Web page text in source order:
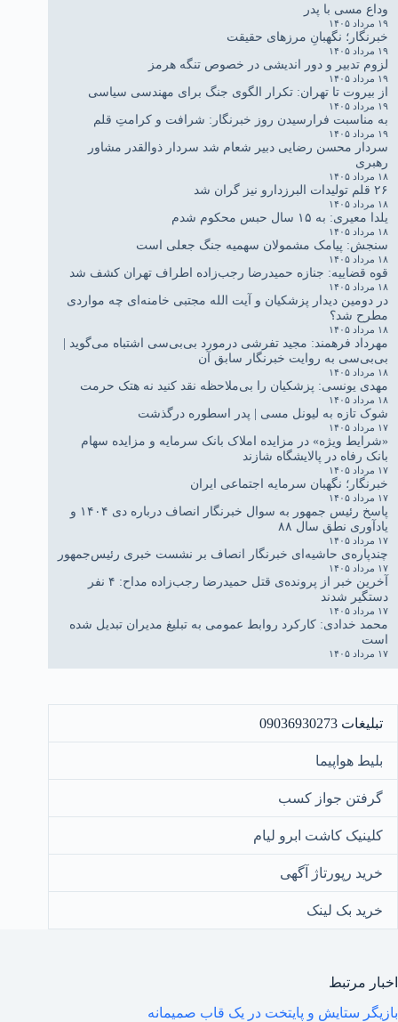
وداع مسی با پدر
۱۹ مرداد ۱۴۰۵
خبرنگار؛ نگهبانِ مرزهای حقیقت
۱۹ مرداد ۱۴۰۵
لزوم تدبیر و دور اندیشی در خصوص تنگه هرمز
۱۹ مرداد ۱۴۰۵
از بیروت تا تهران: تکرار الگوی جنگ برای مهندسی سیاسی
۱۹ مرداد ۱۴۰۵
به مناسبت فرارسیدن روز خبرنگار: شرافت و کرامتِ قلم
۱۹ مرداد ۱۴۰۵
سردار محسن رضایی دبیر شعام شد سردار ذوالقدر مشاور
رهبری
۱۸ مرداد ۱۴۰۵
۲۶ قلم تولیدات البرزدارو نیز گران شد
۱۸ مرداد ۱۴۰۵
یلدا معیری: به ۱۵ سال حبس محکوم شدم
۱۸ مرداد ۱۴۰۵
سنجش: پیامک مشمولان سهمیه جنگ جعلی است
۱۸ مرداد ۱۴۰۵
قوه قضاییه: جنازه حمیدرضا رجب‌زاده اطراف تهران کشف شد
۱۸ مرداد ۱۴۰۵
در دومین دیدار پزشکیان و آیت الله مجتبی خامنه‌ای چه مواردی
مطرح شد؟
۱۸ مرداد ۱۴۰۵
مهرداد فرهمند: مجید تفرشی درمورد بی‌بی‌سی اشتباه می‌گوید |
بی‌بی‌سی به روایت خبرنگار سابق آن
۱۸ مرداد ۱۴۰۵
مهدی یونسی: پزشکیان را بی‌ملاحظه نقد کنید نه هتک حرمت
۱۸ مرداد ۱۴۰۵
شوک تازه به لیونل مسی | پدر اسطوره درگذشت
۱۷ مرداد ۱۴۰۵
«شرایط ویژه» در مزایده املاک بانک سرمایه و مزایده سهام
بانک رفاه در پالایشگاه شازند
۱۷ مرداد ۱۴۰۵
خبرنگار؛ نگهبان سرمایه اجتماعی ایران
۱۷ مرداد ۱۴۰۵
پاسخ رئیس جمهور به سوال خبرنگار انصاف درباره دی ۱۴۰۴ و
یادآوری نطق سال ۸۸
۱۷ مرداد ۱۴۰۵
چندپاره‌ی حاشیه‌ای خبرنگار انصاف بر نشست خبری رئیس‌جمهور
۱۷ مرداد ۱۴۰۵
آخرین خبر از پرونده‌ی قتل حمیدرضا رجب‌زاده مداح: ۴ نفر
دستگیر شدند
۱۷ مرداد ۱۴۰۵
محمد خدادی: کارکرد روابط عمومی به تبلیغ مدیران تبدیل شده
است
۱۷ مرداد ۱۴۰۵
تبلیغات 09036930273
بلیط هواپیما
گرفتن جواز کسب
کلینیک کاشت ابرو لیام
خرید رپورتاژ آگهی
خرید بک لینک
اخبار مرتبط
بازیگر ستایش و پایتخت در یک قاب صمیمانه